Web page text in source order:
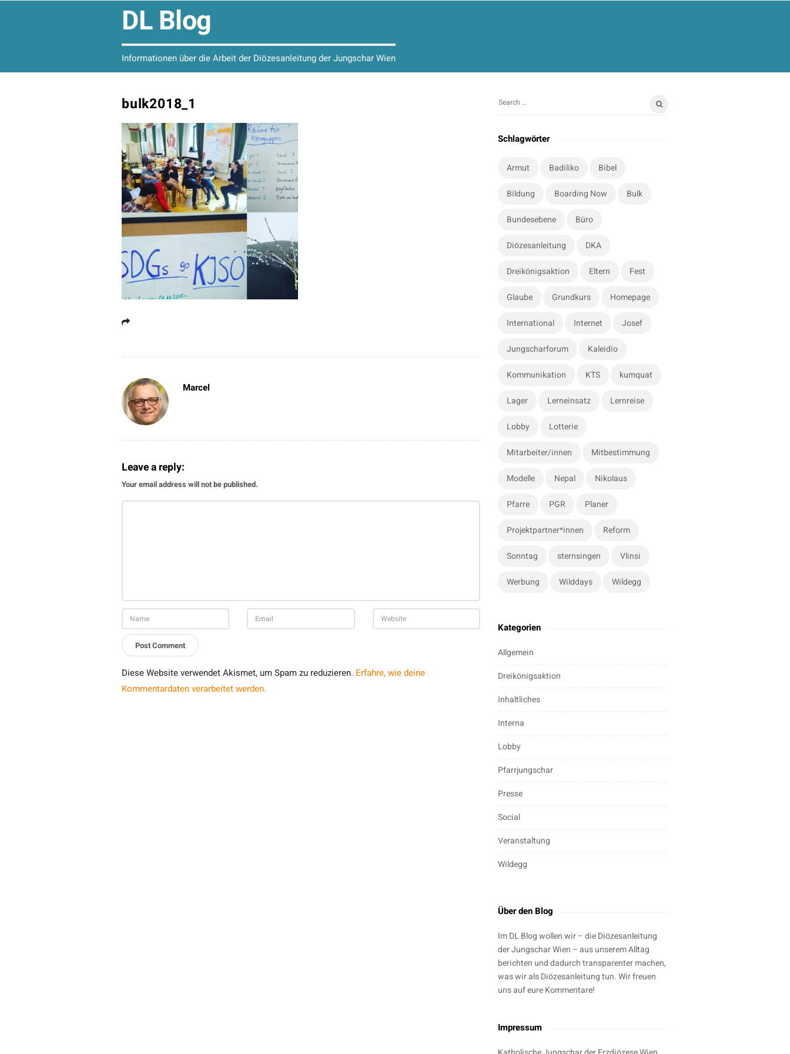
DL Blog
Informationen über die Arbeit der Diözesanleitung der Jungschar Wien
bulk2018_1
Marcel
Leave a reply:
Your email address will not be published.
Diese Website verwendet Akismet, um Spam zu reduzieren. Erfahre, wie deine
Kommentardaten verarbeitet werden.
S
t
S
a
Schlagwörter
Armut Badiliko Bibel
Bildung Boarding Now Bulk
Bundesebene Büro
Diözesanleitung DKA
Dreikönigsaktion Eltern Fest
Glaube Grundkurs Homepage
International Internet Josef
Jungscharforum Kaleidio
Kommunikation KTS kumquat
Lager Lerneinsatz Lernreise
Lobby Lotterie
Mitarbeiter/innen Mitbestimmung
Modelle Nepal Nikolaus
Pfarre PGR Planer
Projektpartner*innen Reform
Sonntag sternsingen Vlinsi
Werbung Wilddays Wildegg
Kategorien
Allgemein
Dreikönigsaktion
Inhaltliches
Interna
Lobby
Pfarrjungschar
Presse
Social
Veranstaltung
Wildegg
Über den Blog
Im DL Blog wollen wir – die Diözesanleitung
der Jungschar Wien – aus unserem Alltag
berichten und dadurch transparenter machen,
was wir als Diözesanleitung tun. Wir freuen
uns auf eure Kommentare!
Impressum